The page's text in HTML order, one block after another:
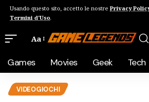
Usando questo sito, accetto le nostre Privacy
Termini d'Uso.
Aa
Games Movies Geek Tech
VIDEOGIOCHI